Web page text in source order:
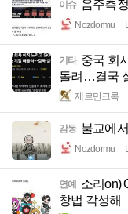
이슈 음주측
Nozdormu
기타 중국 회
돌려…결국
제르만크록
감동 불교에
Nozdormu
연예
소리on)
창법 각성해